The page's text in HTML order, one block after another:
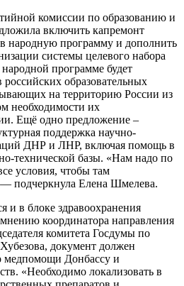
комиссии по образованию и
включить капремонт
народную программу и дополнить
системы целевого набора
программе будет
образовательных
на территорию России из
необходимости их
Ещё одно предложение –
поддержка научно-
ДНР и ЛНР, включая помощь в
технической базы. «Нам надо по
условия, чтобы там
подчеркнула Елена Шмелева.
и в блоке здравоохранения
координатора направления
комитета Госдумы по
документ должен
медпомощи Донбассу и
«Необходимо локализовать в